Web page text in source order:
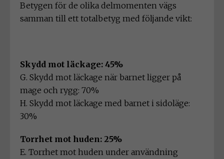
Betygen för de olika delmomenten vägs
samman till ett totalbetyg med följande vikt:
Skydd mot läckage: 45%
G. Skydd mot läckage när barnet ligger på
mage och rygg: 70%
H. Skydd mot läckage med barnet i sidoläge:
30%
Torrhet mot huden: 25%
E. Torrhet mot huden under användning